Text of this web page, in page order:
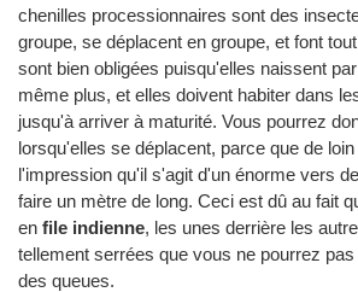
chenilles processionnaires sont des
groupe, se déplacent en groupe, et font
sont bien obligées puisqu'elles naissent
même plus, et elles doivent habiter dans
jusqu'à arriver à maturité. Vous pourrez
lorsqu'elles se déplacent, parce que de
l'impression qu'il s'agit d'un énorme vers
faire un mètre de long. Ceci est dû au fait
en file indienne, les unes derrière les
tellement serrées que vous ne pourrez
des queues.